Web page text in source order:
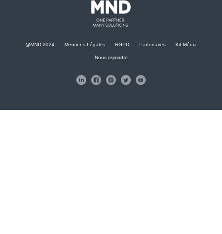
@MND 2024 Mentions Légales RGPD Partenaires Kit Média
Nous rejoindre